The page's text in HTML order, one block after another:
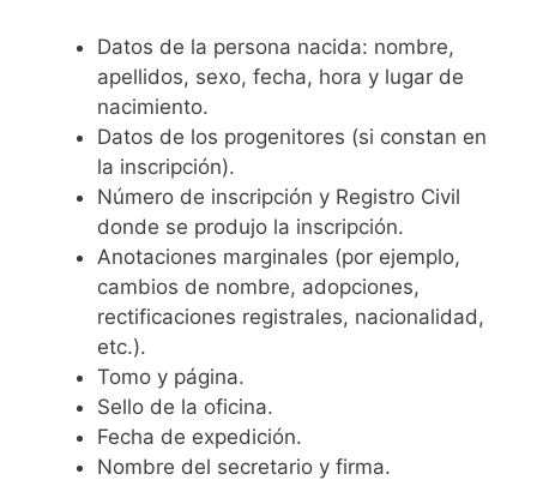
Datos de la persona nacida: nombre,
apellidos, sexo, fecha, hora y lugar de
nacimiento.
Datos de los progenitores (si constan en
la inscripción).
Número de inscripción y Registro Civil
donde se produjo la inscripción.
Anotaciones marginales (por ejemplo,
cambios de nombre, adopciones,
rectificaciones registrales, nacionalidad,
etc.).
Tomo y página.
Sello de la oficina.
Fecha de expedición.
Nombre del secretario y firma.